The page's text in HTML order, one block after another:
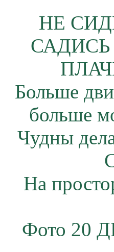
НЕ
Больше
больше
Чудны
На
Фото 20